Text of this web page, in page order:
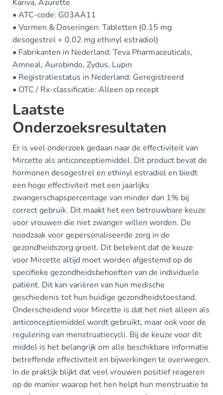
Kariva, Azurette
• ATC-code: G03AA11
• Vormen & Doseringen: Tabletten (0.15 mg
desogestrel + 0.02 mg ethinyl estradiol)
• Fabrikanten in Nederland: Teva Pharmaceuticals,
Amneal, Aurobindo, Zydus, Lupin
• Registratiestatus in Nederland: Geregistreerd
• OTC / Rx-classificatie: Alleen op recept
Laatste
Onderzoeksresultaten
Er is veel onderzoek gedaan naar de effectiviteit van
Mircette als anticonceptiemiddel. Dit product bevat de
hormonen desogestrel en ethinyl estradiol en biedt
een hoge effectiviteit met een jaarlijks
zwangerschapspercentage van minder dan 1% bij
correct gebruik. Dit maakt het een betrouwbare keuze
voor vrouwen die niet zwanger willen worden. De
noodzaak voor gepersonaliseerde zorg in de
gezondheidszorg groeit. Dit betekent dat de keuze
voor Mircette altijd moet worden afgestemd op de
specifieke gezondheidsbehoeften van de individuele
patiënt. Dit kan variëren van hun medische
geschiedenis tot hun huidige gezondheidstoestand.
Onderscheidend voor Mircette is dat het niet alleen als
anticonceptiemiddel wordt gebruikt, maar ook voor de
regulering van menstruatiecycli. Bij de keuze voor dit
middel is het belangrijk om alle beschikbare informatie
betreffende effectiviteit en bijwerkingen te overwegen.
In de praktijk blijkt dat veel vrouwen positief reageren
op de manier waarop het hen helpt hun menstruatie te